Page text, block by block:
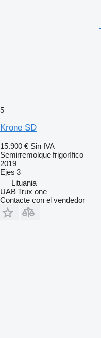
5
Krone SD
15.900 € Sin IVA
Semirremolque frigorífico
2019
Ejes 3
Lituania
UAB Trux one
Contacte con el vendedor